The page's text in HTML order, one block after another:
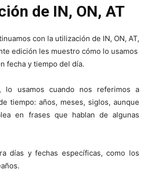
de IN, ON, AT
con la utilización de IN, ON, AT,
edición les muestro cómo lo usamos
fecha y tiempo del día.
lo usamos cuando nos referimos a
tiempo: años, meses, siglos, aunque
en frases que hablan de algunas
días y fechas específicas, como los